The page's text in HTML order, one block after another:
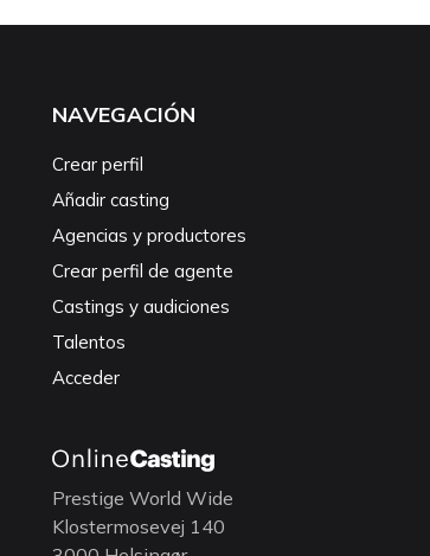
NAVEGACIÓN
Crear perfil
Añadir casting
Agencias y productores
Crear perfil de agente
Castings y audiciones
Talentos
Acceder
Prestige World Wide
Klostermosevej 140